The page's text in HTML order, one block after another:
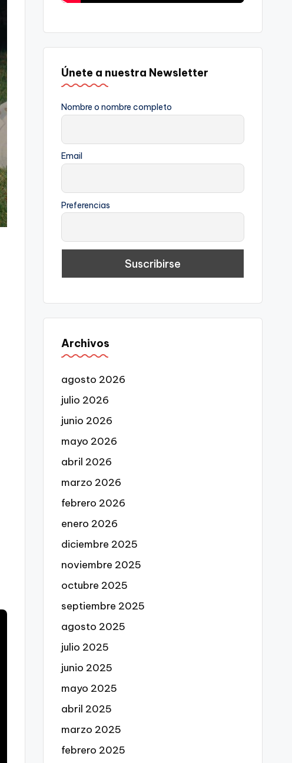
Únete a nuestra Newsletter
Nombre o nombre completo
Email
Preferencias
Archivos
agosto 2026
julio 2026
junio 2026
mayo 2026
abril 2026
marzo 2026
febrero 2026
enero 2026
diciembre 2025
noviembre 2025
octubre 2025
septiembre 2025
agosto 2025
julio 2025
junio 2025
mayo 2025
abril 2025
marzo 2025
febrero 2025